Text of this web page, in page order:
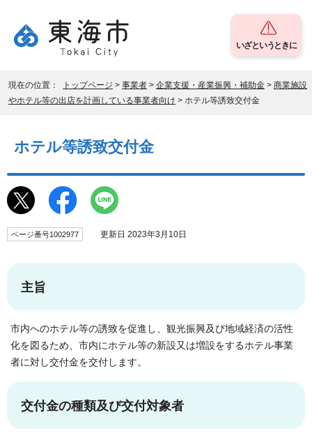
いざというときに
現在の位置： トップページ > 事業者 > 企業支援・産業振興・補助金 > 商業施設
やホテル等の出店を計画している事業者向け > ホテル等誘致交付金
ホテル等誘致交付金
ページ番号1002977 更新日 2023年3月10日
主旨
市内へのホテル等の誘致を促進し、観光振興及び地域経済の活性
化を図るため、市内にホテル等の新設又は増設をするホテル事業
者に対し交付金を交付します。
交付金の種類及び交付対象者